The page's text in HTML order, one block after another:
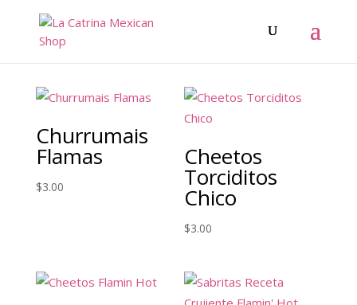
Churrumais
Flamas
$3.00
Cheetos
Torciditos
Chico
$3.00